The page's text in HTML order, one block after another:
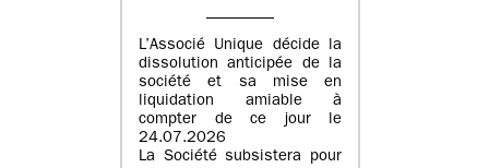
L’Associé Unique décide la
dissolution anticipée de la
société et sa mise en
liquidation amiable à
compter de ce jour le
24.07.2026
La Société subsistera pour